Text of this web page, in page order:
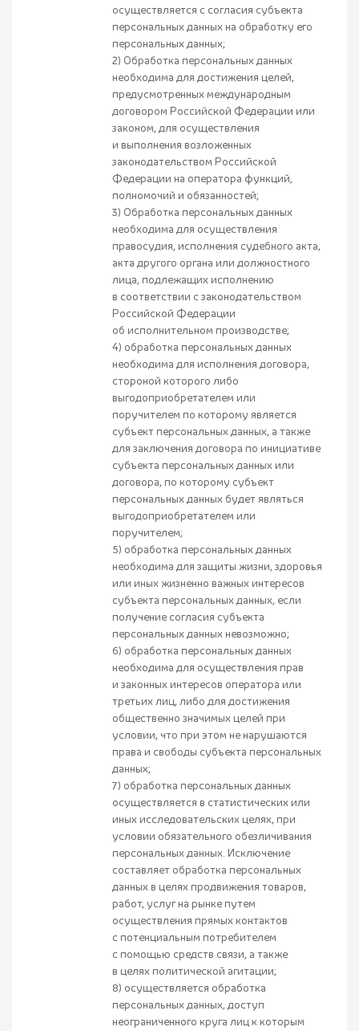
осуществляется с согласия субъекта
персональных данных на обработку его
персональных данных;
2) Обработка персональных данных
необходима для достижения целей,
предусмотренных международным
договором Российской Федерации или
законом, для осуществления
и выполнения возложенных
законодательством Российской
Федерации на оператора функций,
полномочий и обязанностей;
3) Обработка персональных данных
необходима для осуществления
правосудия, исполнения судебного акта,
акта другого органа или должностного
лица, подлежащих исполнению
в соответствии с законодательством
Российской Федерации
об исполнительном производстве;
4) обработка персональных данных
необходима для исполнения договора,
стороной которого либо
выгодоприобретателем или
поручителем по которому является
субъект персональных данных, а также
для заключения договора по инициативе
субъекта персональных данных или
договора, по которому субъект
персональных данных будет являться
выгодоприобретателем или
поручителем;
5) обработка персональных данных
необходима для защиты жизни, здоровья
или иных жизненно важных интересов
субъекта персональных данных, если
получение согласия субъекта
персональных данных невозможно;
6) обработка персональных данных
необходима для осуществления прав
и законных интересов оператора или
третьих лиц, либо для достижения
общественно значимых целей при
условии, что при этом не нарушаются
права и свободы субъекта персональных
данных;
7) обработка персональных данных
осуществляется в статистических или
иных исследовательских целях, при
условии обязательного обезличивания
персональных данных. Исключение
составляет обработка персональных
данных в целях продвижения товаров,
работ, услуг на рынке путем
осуществления прямых контактов
с потенциальным потребителем
с помощью средств связи, а также
в целях политической агитации;
8) осуществляется обработка
персональных данных, доступ
неограниченного круга лиц к которым